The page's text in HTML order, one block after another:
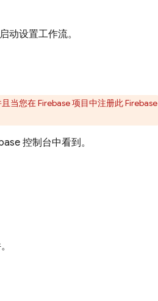
动设置工作流。
当您在 Firebase 项目中注册此 Firebase
控制台中看到。